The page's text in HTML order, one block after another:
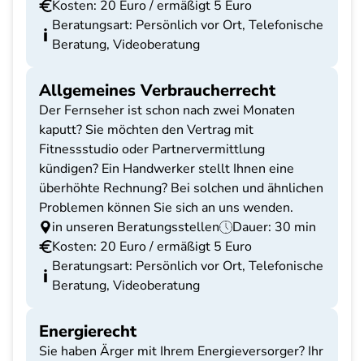
Kosten: 20 Euro / ermäßigt 5 Euro
Beratungsart: Persönlich vor Ort, Telefonische
Beratung, Videoberatung
Allgemeines Verbraucherrecht
Der Fernseher ist schon nach zwei Monaten
kaputt? Sie möchten den Vertrag mit
Fitnessstudio oder Partnervermittlung
kündigen? Ein Handwerker stellt Ihnen eine
überhöhte Rechnung? Bei solchen und ähnlichen
Problemen können Sie sich an uns wenden.
in unseren Beratungsstellen
Dauer: 30 min
Kosten: 20 Euro / ermäßigt 5 Euro
Beratungsart: Persönlich vor Ort, Telefonische
Beratung, Videoberatung
Energierecht
Sie haben Ärger mit Ihrem Energieversorger? Ihr